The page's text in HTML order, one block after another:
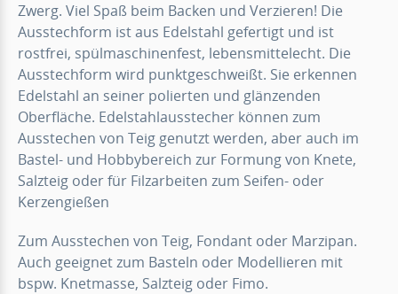
Zwerg. Viel Spaß beim Backen und Verzieren! Die
Ausstechform ist aus Edelstahl gefertigt und ist
rostfrei, spülmaschinenfest, lebensmittelecht. Die
Ausstechform wird punktgeschweißt. Sie erkennen
Edelstahl an seiner polierten und glänzenden
Oberfläche. Edelstahlausstecher können zum
Ausstechen von Teig genutzt werden, aber auch im
Bastel- und Hobbybereich zur Formung von Knete,
Salzteig oder für Filzarbeiten zum Seifen- oder
Kerzengießen
Zum Ausstechen von Teig, Fondant oder Marzipan.
Auch geeignet zum Basteln oder Modellieren mit
bspw. Knetmasse, Salzteig oder Fimo.